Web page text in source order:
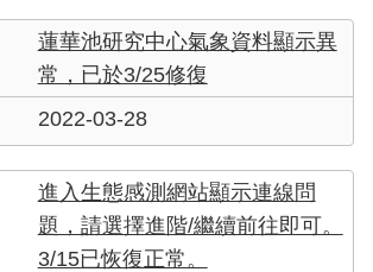
蓮華池研究中心氣象資料顯示異
常，已於3/25修復
2022-03-28
進入生態感測網站顯示連線問
題，請選擇進階/繼續前往即可。
3/15已恢復正常。